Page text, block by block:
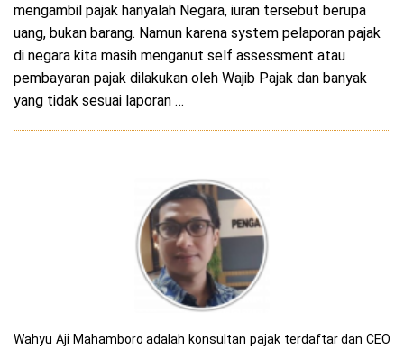
mengambil pajak hanyalah Negara, iuran tersebut berupa
uang, bukan barang. Namun karena system pelaporan pajak
di negara kita masih menganut self assessment atau
pembayaran pajak dilakukan oleh Wajib Pajak dan banyak
yang tidak sesuai laporan …
Wahyu Aji Mahamboro adalah konsultan pajak terdaftar dan CEO